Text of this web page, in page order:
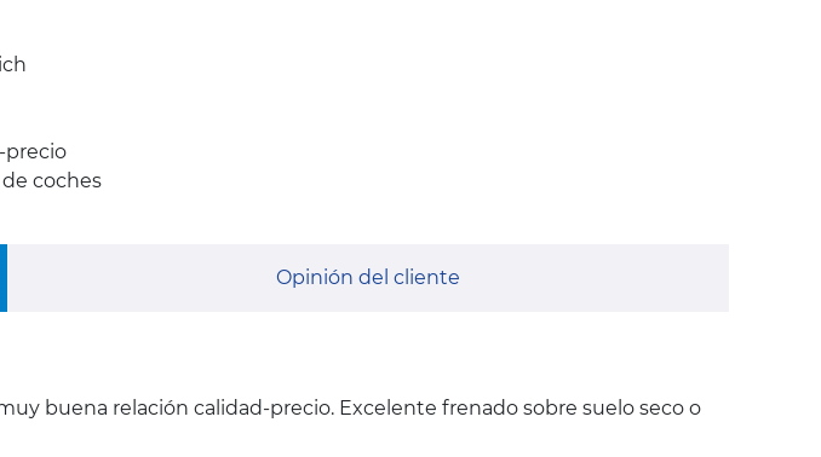
precio
coches
Opinión del cliente
buena relación calidad-precio. Excelente frenado sobre suelo seco o